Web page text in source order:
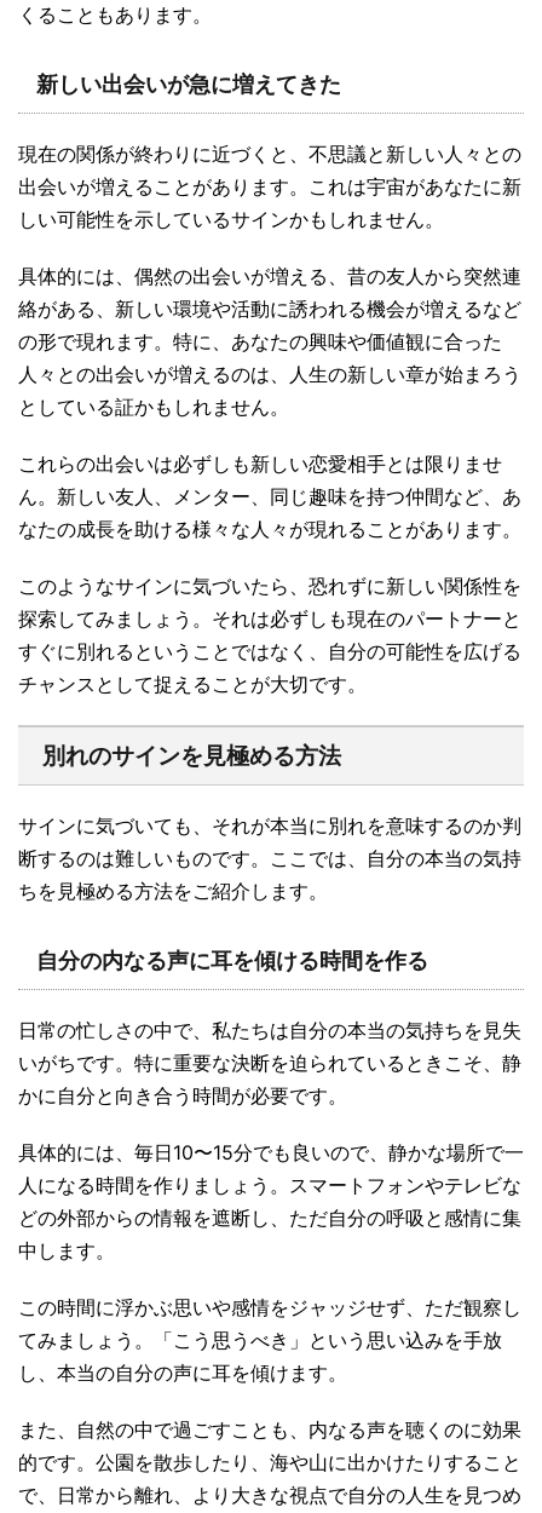
くることもあります。
新しい出会いが急に増えてきた
現在の関係が終わりに近づくと、不思議と新しい人々との
出会いが増えることがあります。これは宇宙があなたに新
しい可能性を示しているサインかもしれません。
具体的には、偶然の出会いが増える、昔の友人から突然連
絡がある、新しい環境や活動に誘われる機会が増えるなど
の形で現れます。特に、あなたの興味や価値観に合った
人々との出会いが増えるのは、人生の新しい章が始まろう
としている証かもしれません。
これらの出会いは必ずしも新しい恋愛相手とは限りませ
ん。新しい友人、メンター、同じ趣味を持つ仲間など、あ
なたの成長を助ける様々な人々が現れることがあります。
このようなサインに気づいたら、恐れずに新しい関係性を
探索してみましょう。それは必ずしも現在のパートナーと
すぐに別れるということではなく、自分の可能性を広げる
チャンスとして捉えることが大切です。
別れのサインを見極める方法
サインに気づいても、それが本当に別れを意味するのか判
断するのは難しいものです。ここでは、自分の本当の気持
ちを見極める方法をご紹介します。
自分の内なる声に耳を傾ける時間を作る
日常の忙しさの中で、私たちは自分の本当の気持ちを見失
いがちです。特に重要な決断を迫られているときこそ、静
かに自分と向き合う時間が必要です。
具体的には、毎日10〜15分でも良いので、静かな場所で一
人になる時間を作りましょう。スマートフォンやテレビな
どの外部からの情報を遮断し、ただ自分の呼吸と感情に集
中します。
この時間に浮かぶ思いや感情をジャッジせず、ただ観察し
てみましょう。「こう思うべき」という思い込みを手放
し、本当の自分の声に耳を傾けます。
また、自然の中で過ごすことも、内なる声を聴くのに効果
的です。公園を散歩したり、海や山に出かけたりすること
で、日常から離れ、より大きな視点で自分の人生を見つめ